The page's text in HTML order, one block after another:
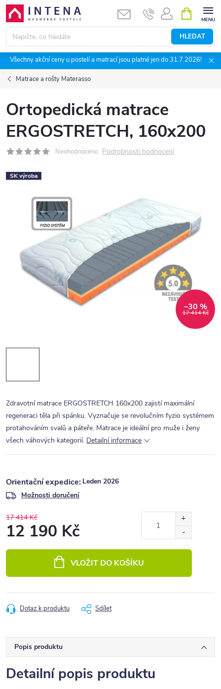
Přejít
obsah
HLEDAT
NÁKUPNÍ
KOŠÍK
Všechny akční ceny u postelí a matrací jsou platné jen do 31.7.2026!
Matrace a rošty Materasso
Ortopedická matrace
ERGOSTRETCH, 160x200
Neohodnoceno Podrobnosti hodnocení
SK výroba
17 414 Kč
–30 %
Zdravotní matrace ERGOSTRETCH 160x200 zajistí maximální
regeneraci těla při spánku. Vyznačuje se revolučním fyzio systémem
protahováním svalů a páteře. Matrace je ideální pro muže i ženy
všech váhových kategorií. Detailní informace
Leden 2026
Možnosti doručení
17 414 Kč
12 190 Kč
VLOŽIT DO KOŠÍKU
Dotaz k produktu Sdílet
Popis produktu
Detailní popis produktu